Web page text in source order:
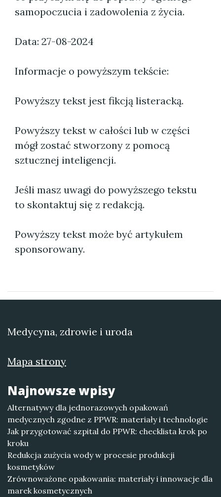
samopoczucia i zadowolenia z życia.
Data: 27-08-2024
Informacje o powyższym tekście:
Powyższy tekst jest fikcją listeracką.
Powyższy tekst w całości lub w części
mógł zostać stworzony z pomocą
sztucznej inteligencji.
Jeśli masz uwagi do powyższego tekstu
to skontaktuj się z redakcją.
Powyższy tekst może być artykułem
sponsorowany.
Medycyna, zdrowie i uroda
Mapa strony
Najnowsze wpisy
Alternatywy dla jednorazowych opakowań
medycznych zgodne z PPWR: materiały i technologie
Jak przygotować szpital do PPWR: checklista krok po
kroku
Redukcja zużycia wody w procesie produkcji
kosmetyków
Zrównoważone opakowania: materiały i innowacje dla
marek kosmetycznych